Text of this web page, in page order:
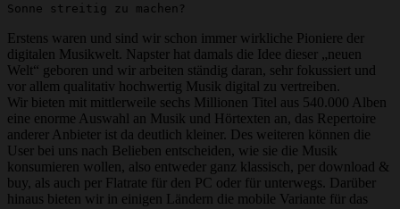
Sonne streitig zu machen?
Erstens waren und sind wir schon immer wirkliche Pioniere der
digitalen Musikwelt. Napster hat damals die Idee dieser „neuen
Welt“ geboren und wir arbeiten ständig daran, sehr fokussiert und
vor allem qualitativ hochwertig Musik digital zu vertreiben.
Wir bieten mit mittlerweile sechs Millionen Titel aus 540.000 Alben
eine enorme Auswahl an Musik und Hörtexten an, das Repertoire
anderer Anbieter ist da deutlich kleiner. Des weiteren können die
User bei uns nach Belieben entscheiden, wie sie die Musik
konsumieren wollen, also entweder ganz klassisch, per download &
buy, als auch per Flatrate für den PC oder für unterwegs. Darüber
hinaus bieten wir in einigen Ländern die mobile Variante für das